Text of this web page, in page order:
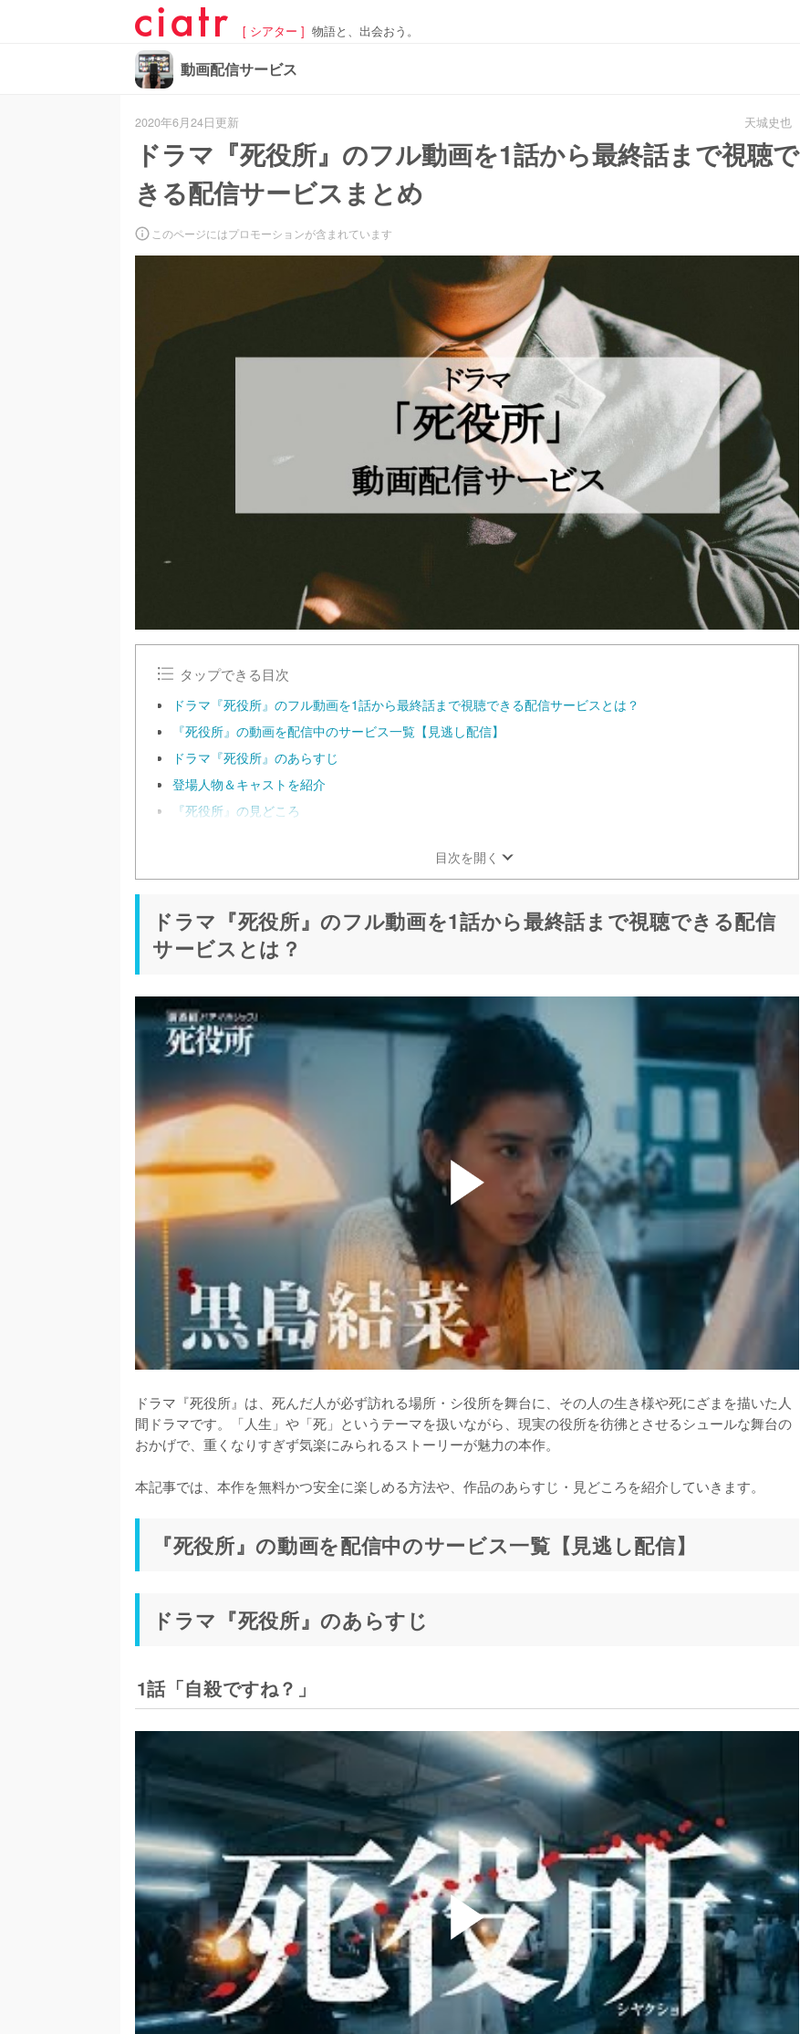
[ シアター ] 物語と、出会おう。
動画配信サービス
2020年6月24日更新 天城史也
ドラマ『死役所』のフル動画を1話から最終話まで視聴で
きる配信サービスまとめ
このページにはプロモーションが含まれています
タップできる目次
ドラマ『死役所』のフル動画を1話から最終話まで視聴できる配信サービスとは？
『死役所』の動画を配信中のサービス一覧【見逃し配信】
ドラマ『死役所』のあらすじ
登場人物＆キャストを紹介
『死役所』の見どころ
目次を開く
ドラマ『死役所』のフル動画を1話から最終話まで視聴できる配信
サービスとは？
ドラマ『死役所』は、死んだ人が必ず訪れる場所・シ役所を舞台に、その人の生き様や死にざまを描いた人
間ドラマです。「人生」や「死」というテーマを扱いながら、現実の役所を彷彿とさせるシュールな舞台の
おかげで、重くなりすぎず気楽にみられるストーリーが魅力の本作。
本記事では、本作を無料かつ安全に楽しめる方法や、作品のあらすじ・見どころを紹介していきます。
『死役所』の動画を配信中のサービス一覧【見逃し配信】
ドラマ『死役所』のあらすじ
1話「自殺ですね？」